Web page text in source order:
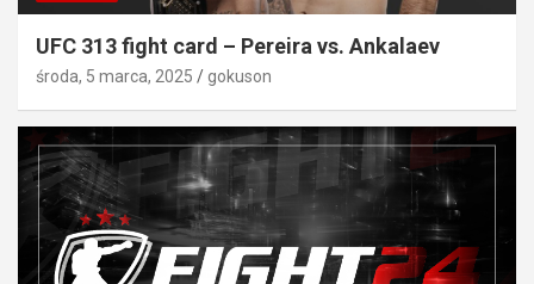
UFC 313 fight card – Pereira vs. Ankalaev
środa, 5 marca, 2025 gokuson